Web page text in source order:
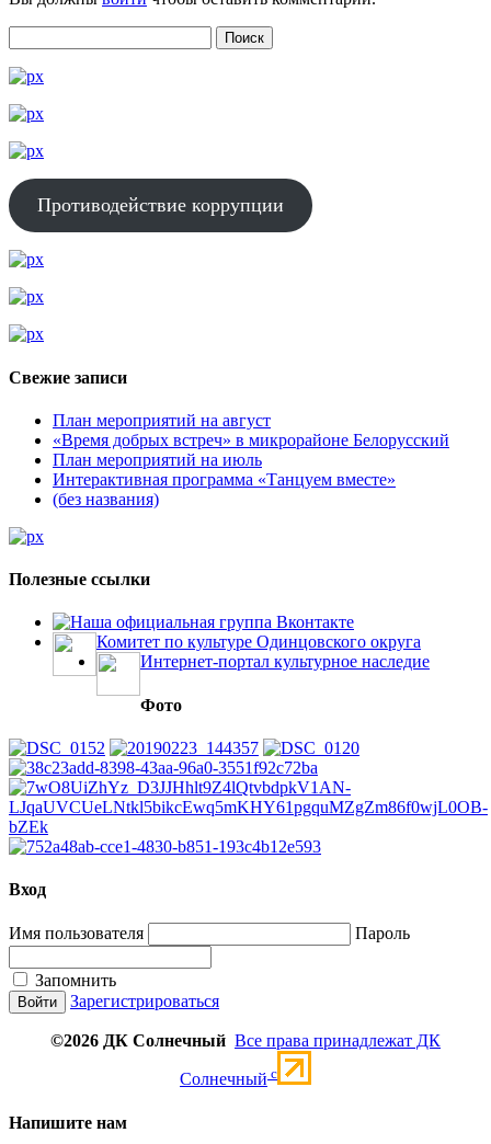
Противодействие коррупции
Свежие записи
План мероприятий на август
«Время добрых встреч» в микрорайоне Белорусский
План мероприятий на июль
Интерактивная программа «Танцуем вместе»
(без названия)
Полезные ссылки
Наша официальная группа Вконтакте
Комитет по культуре Одинцовского округа
Интернет-портал культурное наследие
Фото
Вход
Имя пользователя Пароль
Запомнить
Зарегистрироваться
©2026 ДК Солнечный Все права принадлежат ДК
Солнечный c
Напишите нам